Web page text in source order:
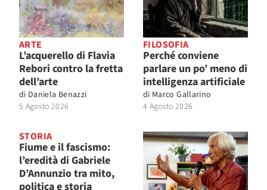
ARTE
L’acquerello di Flavia
Rebori contro la fretta
dell’arte
di Daniela Benazzi
5 Agosto 2026
FILOSOFIA
Perché conviene
parlare un po’ meno di
intelligenza artificiale
di Marco Gallarino
4 Agosto 2026
STORIA
Fiume e il fascismo:
l’eredità di Gabriele
D’Annunzio tra mito,
politica e storia